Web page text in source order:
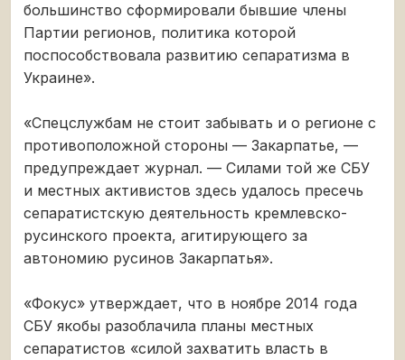
большинство сформировали бывшие члены
Партии регионов, политика которой
поспособствовала развитию сепаратизма в
Украине».
«Спецслужбам не стоит забывать и о регионе с
противоположной стороны — Закарпатье, —
предупреждает журнал. — Силами той же СБУ
и местных активистов здесь удалось пресечь
сепаратистскую деятельность кремлевско-
русинского проекта, агитирующего за
автономию русинов Закарпатья».
«Фокус» утверждает, что в ноябре 2014 года
СБУ якобы разоблачила планы местных
сепаратистов «силой захватить власть в